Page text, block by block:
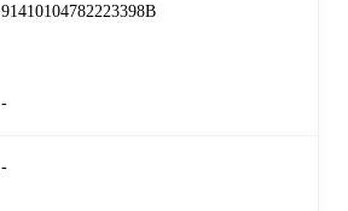
91410104782223398B
-
-